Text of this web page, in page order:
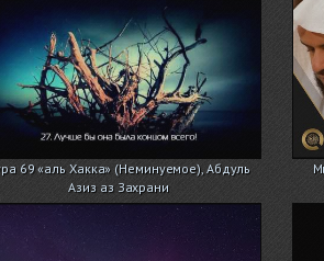
69 «аль Хакка» (Неминуемое), Абдуль
Азиз аз Захрани